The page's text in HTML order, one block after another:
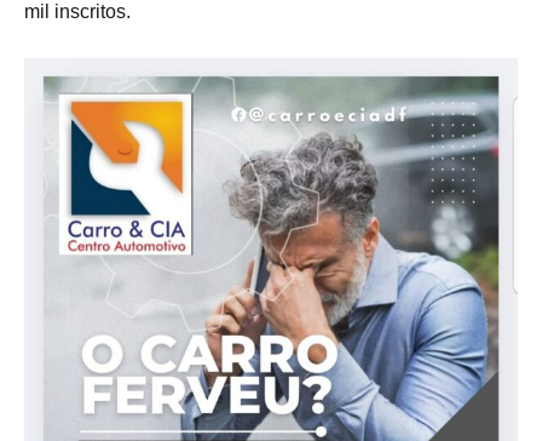
mil inscritos.